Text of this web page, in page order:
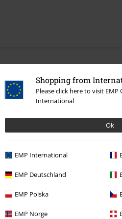
Shopping from
Please click here to visit
International
Ok
EMP International
EMP Deutschland
EMP Polska
EMP Norge
Bandmerch Top Bands Deicide
Bandmerch Sjanger Death metal
Bandmerch Media LPer
Nyhetsbrev
Mer